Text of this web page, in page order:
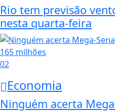
Rio tem previsão
nesta quarta-feira
02
Economia
Ninguém acerta